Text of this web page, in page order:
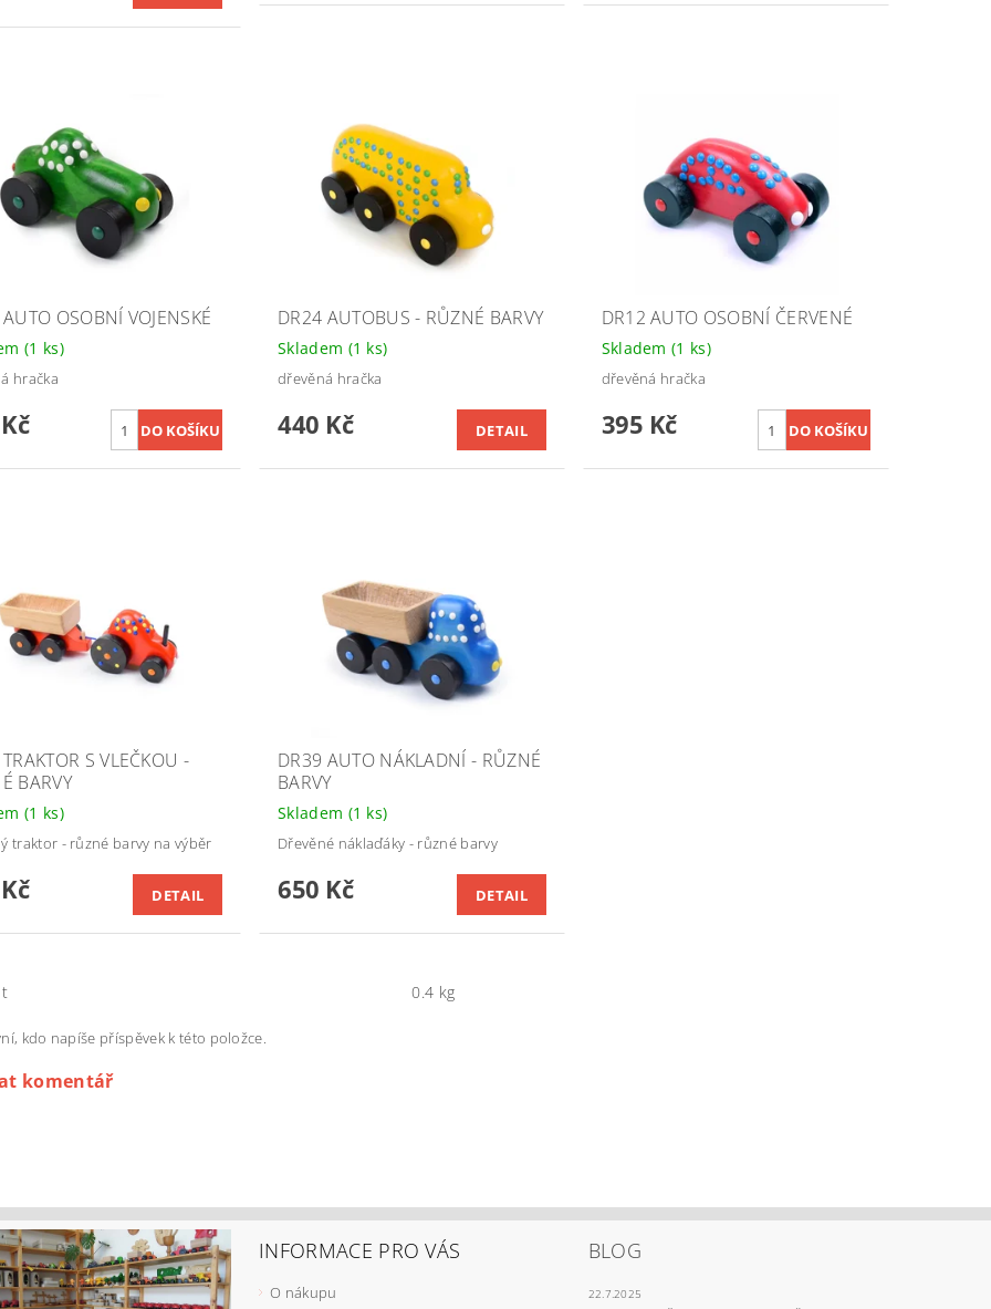
OSOBNÍ VOJENSKÉ
(1 ks)
hračka
DR24 AUTOBUS - RŮZNÉ BARVY
Skladem (1 ks)
dřevěná hračka
440 Kč DETAIL
DR12 AUTO OSOBNÍ ČERVENÉ
Skladem(1 ks)
dřevěná hračka
395 Kč
S VLEČKOU -
BARVY
(1 ks)
traktor - různé barvy na výběr
DETAIL
DR39 AUTO NÁKLADNÍ - RŮZNÉ
BARVY
Skladem (1 ks)
Dřevěné náklaďáky - různé barvy
650 Kč DETAIL
0.4 kg
kdo napíše příspěvek k této položce.
komentář
INFORMACE PRO VÁS
O nákupu
BLOG
22.7.2025